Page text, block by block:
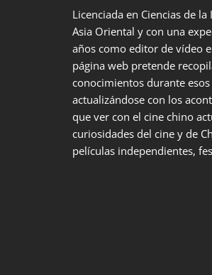
Licenciada en Ciencias de
Asia Oriental y con una
años como editor de vídeo
página web pretende
conocimientos durante
actualizándose con los
que ver con el cine chino
curiosidades del cine y de
películas independientes,